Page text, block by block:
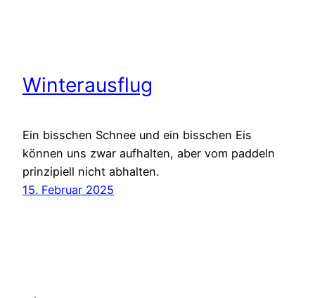
Winterausflug
Ein bisschen Schnee und ein bisschen Eis
können uns zwar aufhalten, aber vom paddeln
prinzipiell nicht abhalten.
15. Februar 2025